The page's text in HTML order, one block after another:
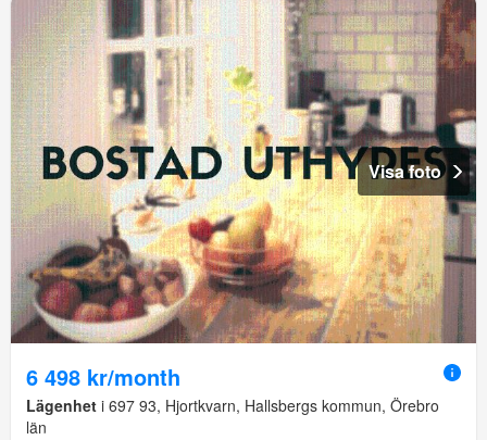
Visa foto
6 498 kr/month
Lägenhet i 697 93, Hjortkvarn, Hallsbergs kommun, Örebro
län